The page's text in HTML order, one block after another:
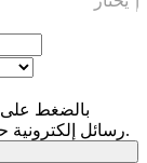
بالضغط على
رسائل إلكترونية حول آخر المستجدات والعروض والمواد الترويجية.